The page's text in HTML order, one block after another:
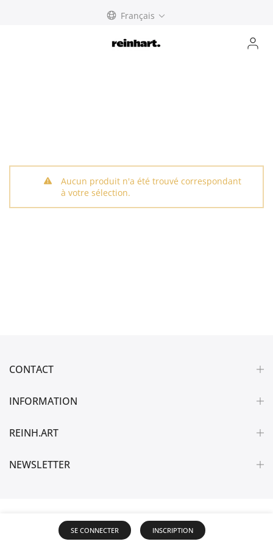
Français
Aucun produit n'a été trouvé correspondant
à votre sélection.
CONTACT
INFORMATION
REINH.ART
NEWSLETTER
SE CONNECTER INSCRIPTION